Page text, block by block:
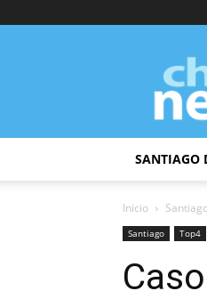
SANTIAGO
Inicio
Santiago Top4